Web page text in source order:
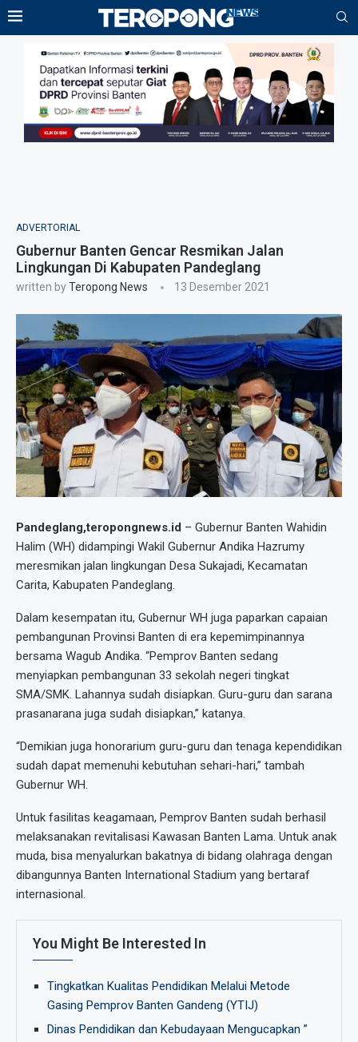
ADVERTORIAL
Gubernur Banten Gencar Resmikan Jalan
Lingkungan Di Kabupaten Pandeglang
written byTeropong News 13 Desember 2021
Pandeglang,teropongnews.id – Gubernur Banten Wahidin
Halim (WH) didampingi Wakil Gubernur Andika Hazrumy
meresmikan jalan lingkungan Desa Sukajadi, Kecamatan
Carita, Kabupaten Pandeglang.
Dalam kesempatan itu, Gubernur WH juga paparkan capaian
pembangunan Provinsi Banten di era kepemimpinannya
bersama Wagub Andika. “Pemprov Banten sedang
menyiapkan pembangunan 33 sekolah negeri tingkat
SMA/SMK. Lahannya sudah disiapkan. Guru-guru dan sarana
prasanarana juga sudah disiapkan,” katanya.
“Demikian juga honorarium guru-guru dan tenaga kependidikan
sudah dapat memenuhi kebutuhan sehari-hari,” tambah
Gubernur WH.
Untuk fasilitas keagamaan, Pemprov Banten sudah berhasil
melaksanakan revitalisasi Kawasan Banten Lama. Untuk anak
muda, bisa menyalurkan bakatnya di bidang olahraga dengan
dibangunnya Banten International Stadium yang bertaraf
internasional.
You Might Be Interested In
Tingkatkan Kualitas Pendidikan Melalui Metode
Gasing Pemprov Banten Gandeng (YTIJ)
Dinas Pendidikan dan Kebudayaan Mengucapkan ”